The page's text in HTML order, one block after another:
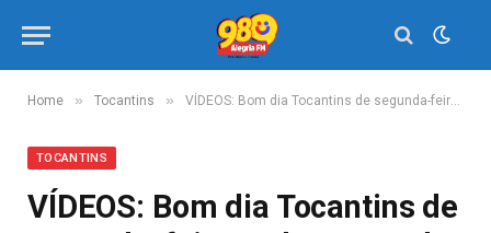
Home » Tocantins » VÍDEOS: Bom dia Tocantins de segunda-feira, 3 de março de 2025
TOCANTINS
VÍDEOS: Bom dia Tocantins de